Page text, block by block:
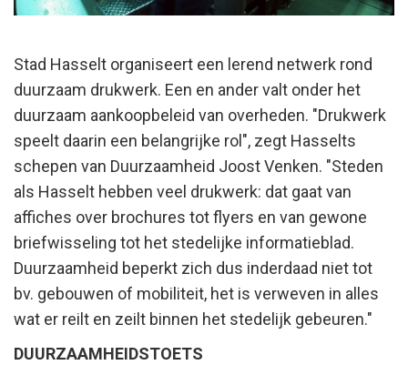
Stad Hasselt organiseert een lerend netwerk rond
duurzaam drukwerk. Een en ander valt onder het
duurzaam aankoopbeleid van overheden. "Drukwerk
speelt daarin een belangrijke rol", zegt Hasselts
schepen van Duurzaamheid Joost Venken. "Steden
als Hasselt hebben veel drukwerk: dat gaat van
affiches over brochures tot flyers en van gewone
briefwisseling tot het stedelijke informatieblad.
Duurzaamheid beperkt zich dus inderdaad niet tot
bv. gebouwen of mobiliteit, het is verweven in alles
wat er reilt en zeilt binnen het stedelijk gebeuren."
DUURZAAMHEIDSTOETS